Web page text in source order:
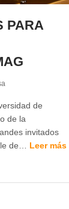
PARA
de
de la
invitados
de… Leer más